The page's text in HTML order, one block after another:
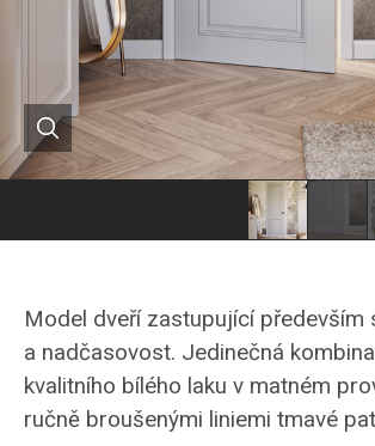
z
kolekce
HANÁK
z
kolekce
HANÁK
Model dveří zastupující především
a nadčasovost. Jedinečná
kvalitního bílého laku v matném
ručně broušenými liniemi tmavé